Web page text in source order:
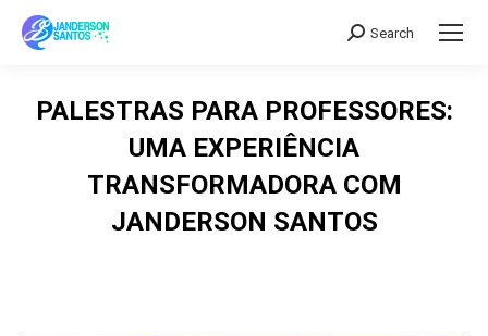
Search:
Search
PALESTRAS PARA PROFESSORES:
UMA EXPERIÊNCIA
TRANSFORMADORA COM
JANDERSON SANTOS